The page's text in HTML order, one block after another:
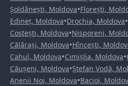
Șoldănești, Moldova•Florești,
Edineț, Moldova•Drochia, Moldova•
Costești, Moldova•Nisporeni,
Călărași, Moldova•Hîncești,
Cahul, Moldova•Cimișlia, Moldova•
Căușeni, Moldova•Ștefan Vodă,
Anenii Noi, Moldova•Bacioi,